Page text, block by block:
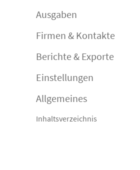
Ausgaben
Firmen & Kontakte
Berichte & Exporte
Einstellungen
Allgemeines
Inhaltsverzeichnis